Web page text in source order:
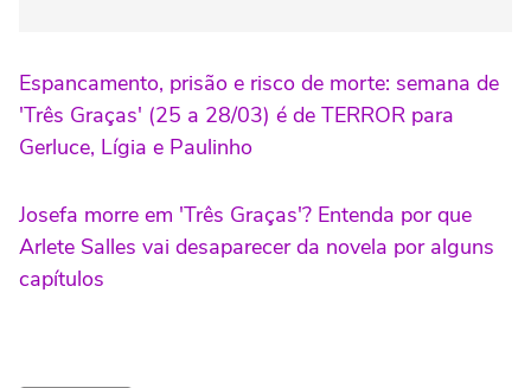
Espancamento, prisão e risco de morte: semana de
'Três Graças' (25 a 28/03) é de TERROR para
Gerluce, Lígia e Paulinho
Josefa morre em 'Três Graças'? Entenda por que
Arlete Salles vai desaparecer da novela por alguns
capítulos